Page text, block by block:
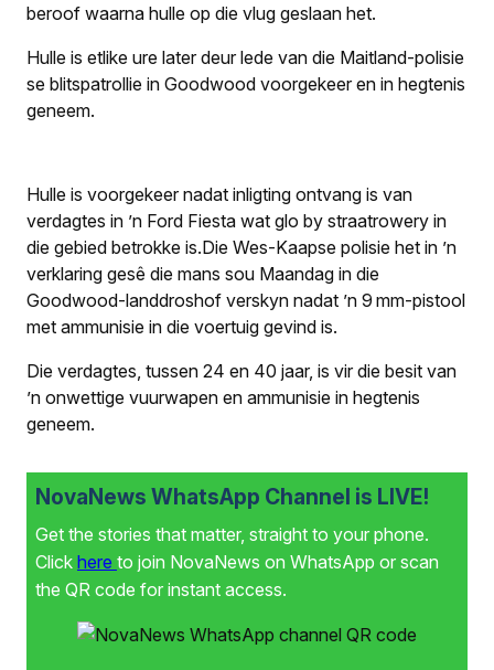
beroof waarna hulle op die vlug geslaan het.
Hulle is etlike ure later deur lede van die Maitland-polisie
se blitspatrollie in Goodwood voorgekeer en in hegtenis
geneem.
Hulle is voorgekeer nadat inligting ontvang is van
verdagtes in ’n Ford Fiesta wat glo by straatrowery in
die gebied betrokke is.Die Wes-Kaapse polisie het in ’n
verklaring gesê die mans sou Maandag in die
Goodwood-landdroshof verskyn nadat ’n 9 mm-pistool
met ammunisie in die voertuig gevind is.
Die verdagtes, tussen 24 en 40 jaar, is vir die besit van
’n onwettige vuurwapen en ammunisie in hegtenis
geneem.
NovaNews WhatsApp Channel is LIVE!
Get the stories that matter, straight to your phone.
Click here to join NovaNews on WhatsApp or scan
the QR code for instant access.